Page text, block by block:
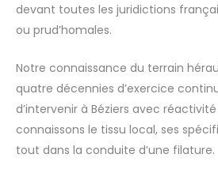
devant toutes les juridictions
ou prud’homales.
Notre connaissance du terrain
quatre décennies d’exercice
d’intervenir à Béziers avec
connaissons le tissu local, ses
tout dans la conduite d’une filature.